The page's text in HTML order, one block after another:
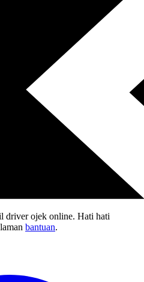
driver ojek online. Hati hati
bantuan.